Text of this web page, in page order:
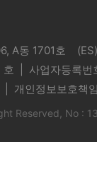
A동 1701호
| 사업자등록
개인정보보호책
Reserved, No :